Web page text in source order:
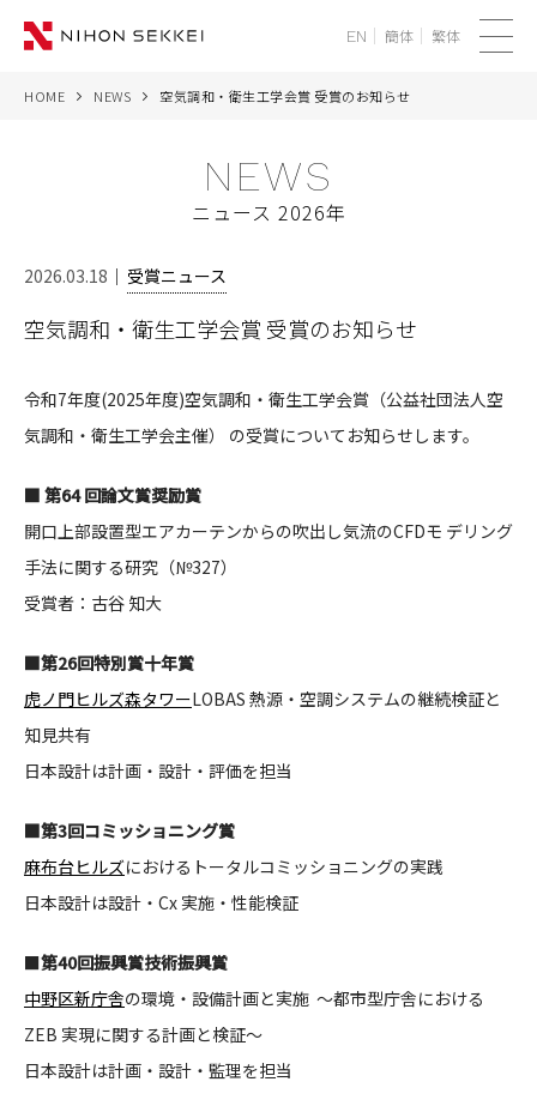
CORPORATE
RECRUIT
EN 簡体 繁体
HOME NEWS 空気調和・衛生工学会賞 受賞のお知らせ
NEWS
ニュース 2026年
2026.03.18 受賞ニュース
空気調和・衛生工学会賞 受賞のお知らせ
令和7年度(2025年度)空気調和・衛生工学会賞（公益社団法人空
気調和・衛生工学会主催） の受賞についてお知らせします。
■ 第64 回論文賞奨励賞
開口上部設置型エアカーテンからの吹出し気流のCFDモ デリング
手法に関する研究（№327）
受賞者：古谷 知大
■第26回特別賞十年賞
虎ノ門ヒルズ森タワーLOBAS 熱源・空調システムの継続検証と
知見共有
日本設計は計画・設計・評価を担当
■第3回コミッショニング賞
麻布台ヒルズにおけるトータルコミッショニングの実践
日本設計は設計・Cx 実施・性能検証
■第40回振興賞技術振興賞
中野区新庁舎の環境・設備計画と実施 ～都市型庁舎における
ZEB 実現に関する計画と検証～
日本設計は計画・設計・監理を担当